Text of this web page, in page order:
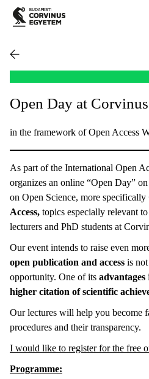
Open Day at Corvinus
in the framework of Open Access
As part of the International Open
organizes an online “Open Day” on
on Open Science, more specifically
Access, topics especially relevant
lecturers and PhD students at
Our event intends to raise even
open publication and access is
opportunity. One of its advantages
higher citation of scientific
Our lectures will help you become
procedures and their transparency.
I would like to register for the free
Programme: